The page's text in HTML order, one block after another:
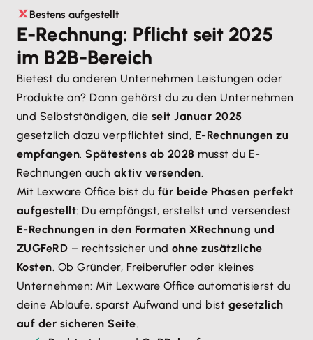
Bestens aufgestellt
E-Rechnung: Pflicht seit 2025
im B2B-Bereich
Bietest du anderen Unternehmen Leistungen oder
Produkte an? Dann gehörst du zu den Unternehmen
und Selbstständigen, die seit Januar 2025
gesetzlich dazu verpflichtet sind, E-Rechnungen zu
empfangen.Spätestens ab 2028 musst du E-
Rechnungen auch aktiv versenden.
Mit Lexware Office bist du für beide Phasen perfekt
aufgestellt: Du empfängst, erstellst und versendest
E-Rechnungen in den Formaten XRechnung und
ZUGFeRD – rechtssicher und ohne zusätzliche
Kosten. Ob Gründer, Freiberufler oder kleines
Unternehmen: Mit Lexware Office automatisierst du
deine Abläufe, sparst Aufwand und bist gesetzlich
auf der sicheren Seite.